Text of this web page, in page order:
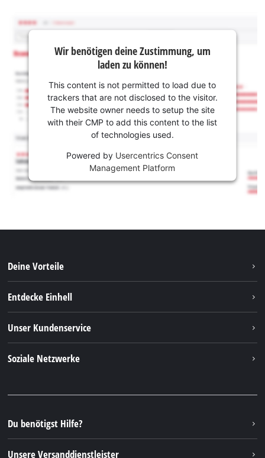
Wir benötigen deine Zustimmung, um
laden zu können!
This content is not permitted to load due to
trackers that are not disclosed to the visitor.
The website owner needs to setup the site
with their CMP to add this content to the list
of technologies used.
Powered by Usercentrics Consent
Management Platform
Deine Vorteile
Entdecke Einhell
Nachhaltigkeit
Unser Kundenservice
FAQs
Rücksendungen / Widerruf
Soziale Netzwerke
Instagram
TikTok
Du benötigst Hilfe?
Unsere Versanddienstleister